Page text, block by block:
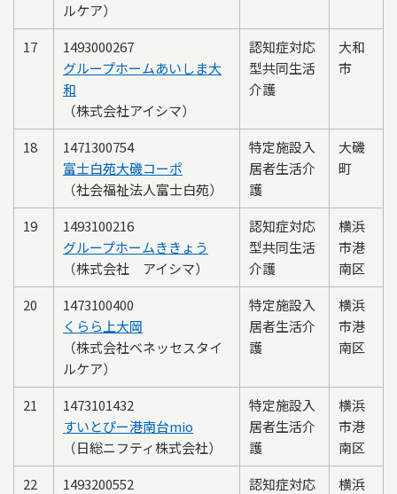
ルケア）
17
1493000267
グループホームあいしま大
和
（株式会社アイシマ）
認知症対応
型共同生活
介護
大和
市
18
1471300754
富士白苑大磯コーポ
（社会福祉法人富士白苑）
特定施設入
居者生活介
護
大磯
町
19
1493100216
グループホームききょう
（株式会社 アイシマ）
認知症対応
型共同生活
介護
横浜
市港
南区
20
1473100400
くらら上大岡
（株式会社ベネッセスタイ
ルケア）
特定施設入
居者生活介
護
横浜
市港
南区
21
1473101432
すいとぴー港南台mio
（日総ニフティ株式会社）
特定施設入
居者生活介
護
横浜
市港
南区
22
1493200552
認知症対応
横浜